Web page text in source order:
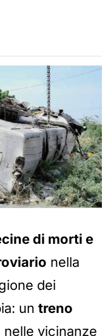
di morti e
nella
dei
un treno
nelle vicinanze